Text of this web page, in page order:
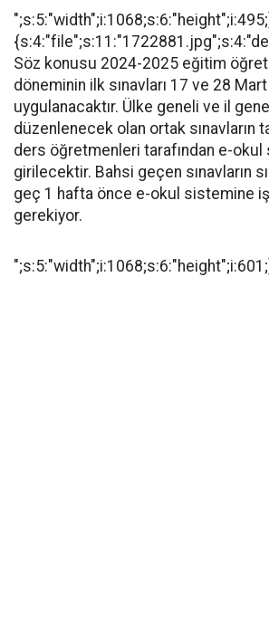
Söz konusu 2024-2025 eğitim
döneminin ilk sınavları 17 ve 28
uygulanacaktır. Ülke geneli ve il
düzenlenecek olan ortak sınavların
ders öğretmenleri tarafından e-
girilecektir. Bahsi geçen sınavların
geç 1 hafta önce e-okul sistemine
gerekiyor.